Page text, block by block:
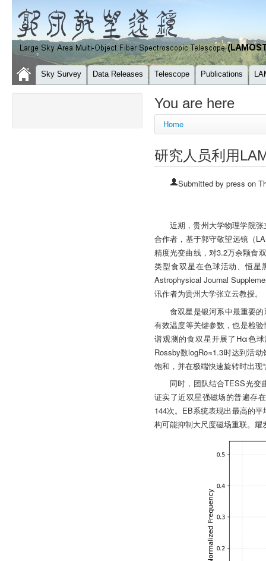
Sky Survey Data Releases Telescope Publications
You are here
Home
研究人员利用
Submitted by press on
近期，贵州大学物理学院
合作者，基于郭守敬望远镜（
精度光变曲线，对3.2万余颗食
类型食双星在色球活动、恒星
Astrophysical Journal
讯作者为贵州大学张立云教授。
食双星是银河系中最重要
有效温度等关键参数，也是检
谱观测的食双星开展了Hα色
Rossby数logRo≈1.3时达到活
饱和，并在极端快速旋转时出现
同时，团队结合TESS光变
证实了近双星强磁场的普遍存
144次。EB系统表现出最高的
构可能抑制大尺度磁场重联。耀